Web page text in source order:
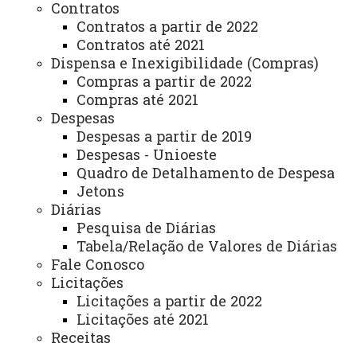
Contratos
Contratos a partir de 2022
Contratos até 2021
Dispensa e Inexigibilidade (Compras)
Compras a partir de 2022
Compras até 2021
Despesas
Despesas a partir de 2019
Despesas - Unioeste
Quadro de Detalhamento de Despesa
Jetons
Diárias
Pesquisa de Diárias
Tabela/Relação de Valores de Diárias
Fale Conosco
Licitações
Licitações a partir de 2022
Licitações até 2021
Receitas
Beltrão
Câmpus de Marechal
Cândido Rondon
(45) 3284-7829
cad.rondon@unioeste.br
Câmpus de Toledo
(45) 3379-7102
cad.toledo@unioeste.br
Reitoria (informações
gerais)
prograd.daa@unioeste.br
Você está aqui: Unioeste
Comunidade Unioeste
Assuntos Acadêmicos
Matrículas - Processo Seletivo Especial